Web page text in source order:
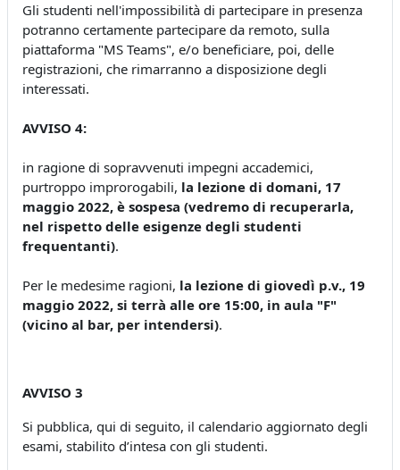
Gli studenti nell'impossibilità di partecipare in presenza
potranno certamente partecipare da remoto, sulla
piattaforma "MS Teams", e/o beneficiare, poi, delle
registrazioni, che rimarranno a disposizione degli
interessati.
AVVISO 4:
in ragione di sopravvenuti impegni accademici,
purtroppo improrogabili, la lezione di domani, 17
maggio 2022, è sospesa (vedremo di recuperarla,
nel rispetto delle esigenze degli studenti
frequentanti).
Per le medesime ragioni, la lezione di giovedì p.v., 19
maggio 2022, si terrà alle ore 15:00, in aula "F"
(vicino al bar, per intendersi).
AVVISO 3
Si pubblica, qui di seguito, il calendario aggiornato degli
esami, stabilito d’intesa con gli studenti.